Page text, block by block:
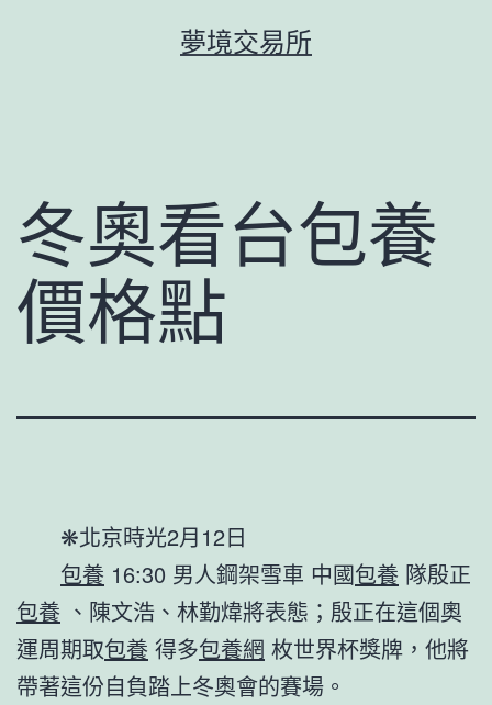
夢境交易所
冬奧看台包養
價格點
❋北京時光2月12日
包養 16:30 男人鋼架雪車 中國包養 隊殷正
包養 、陳文浩、林勤煒將表態；殷正在這個奧
運周期取包養 得多包養網 枚世界杯獎牌，他將
帶著這份自負踏上冬奧會的賽場。